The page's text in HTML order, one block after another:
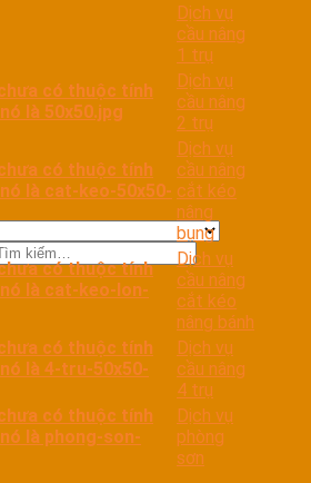
Dịch vụ
cầu nâng
1 trụ
Dịch vụ
cầu nâng
2 trụ
Dịch vụ
cầu nâng
cắt kéo
nâng
bụng
Dịch vụ
cầu nâng
cắt kéo
nâng bánh
Dịch vụ
cầu nâng
4 trụ
Dịch vụ
phòng
sơn